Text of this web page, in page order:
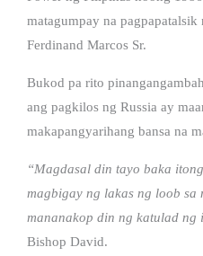
matagumpay na
Ferdinand Marcos Sr.
Bukod pa rito
ang pagkilos ng Russia ay
makapangyarihang bansa na
“Magdasal din tayo baka
magbigay ng lakas ng loob sa
mananakop din ng katulad ng
Bishop David.